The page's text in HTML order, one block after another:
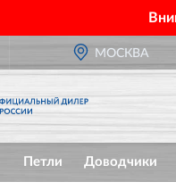
МОСКВА
Петли Доводчики